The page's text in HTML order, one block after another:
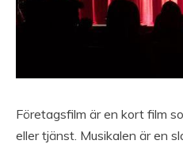
Företagsfilm är en kort film
eller tjänst. Musikalen är en